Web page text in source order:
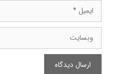
ایمیل
وبسایت